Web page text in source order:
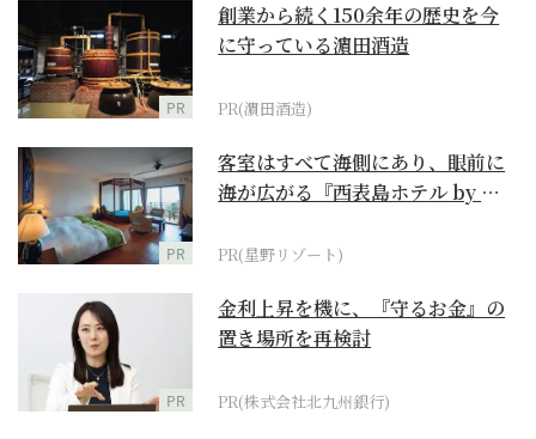
PR
創業から続く150余年の歴史を今
に守っている濵田酒造
PR(濵田酒造)
PR
客室はすべて海側にあり、眼前に
海が広がる『西表島ホテル by 星
PR(星野リゾート)
PR
金利上昇を機に、『守るお金』の
置き場所を再検討
PR(株式会社北九州銀行)